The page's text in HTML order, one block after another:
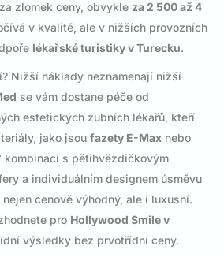
zlomek ceny, obvykle za 2 500 až 4
v kvalitě, ale v nižších provozních
lékařské turistiky v Turecku.
Nižší náklady neznamenají nižší
se vám dostane péče od
estetických zubních lékařů, kteří
jako jsou fazety E-Max nebo
kombinaci s pětihvězdičkovým
a individuálním designem úsměvu
cenově výhodný, ale i luxusní.
pro Hollywood Smile v
výsledky bez prvotřídní ceny.